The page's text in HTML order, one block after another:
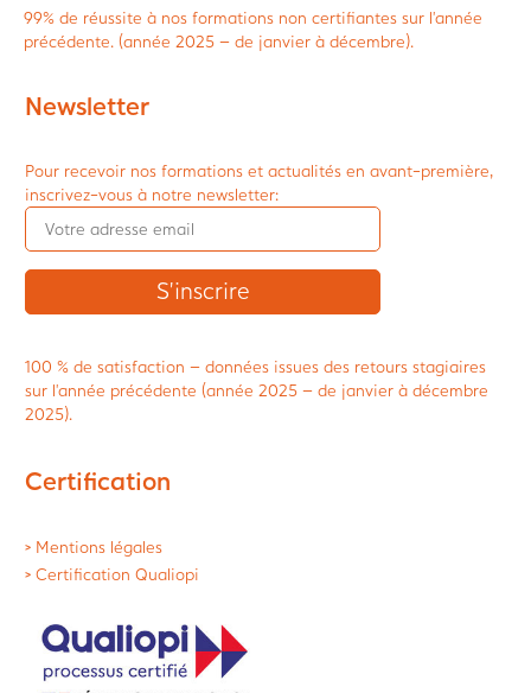
99% de réussite à nos formations non certifiantes sur l’année
précédente. (année 2025 – de janvier à décembre).
Newsletter
Pour recevoir nos formations et actualités en avant-première,
inscrivez-vous à notre newsletter:
100 % de satisfaction – données issues des retours stagiaires
sur l’année précédente (année 2025 – de janvier à décembre
2025).
Certification
> Mentions légales
> Certification Qualiopi